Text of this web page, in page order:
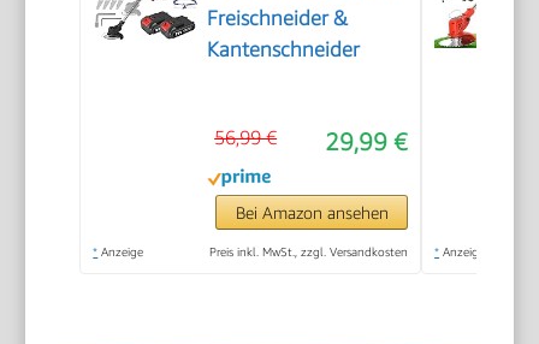
Freischneider &
Kantenschneider
29,99 €
56,99 €
Bei Amazon ansehen
* Anzeige Preis inkl. MwSt., zzgl. Versandkosten * Anzeige